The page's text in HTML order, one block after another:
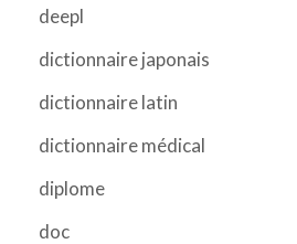
deepl
dictionnaire japonais
dictionnaire latin
dictionnaire médical
diplome
doc